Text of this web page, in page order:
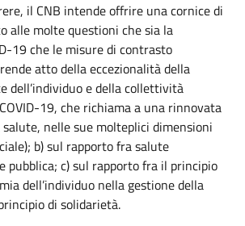
il CNB intende offrire una cornice di
alle molte questioni che sia la
19 che le misure di contrasto
atto della eccezionalità della
dell’individuo e della collettività
19, che richiama a una rinnovata
nelle sue molteplici dimensioni
b) sul rapporto fra salute
pubblica; c) sul rapporto fra il principio
dell’individuo nella gestione della
di solidarietà.